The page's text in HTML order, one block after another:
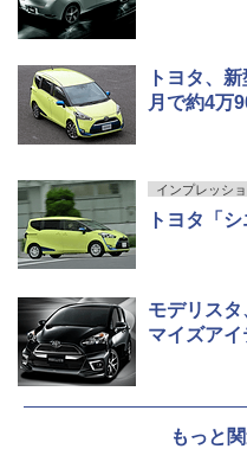
トヨタ、
月で約4万
インプレッシ
トヨタ「シ
モデリス
マイズア
もっと